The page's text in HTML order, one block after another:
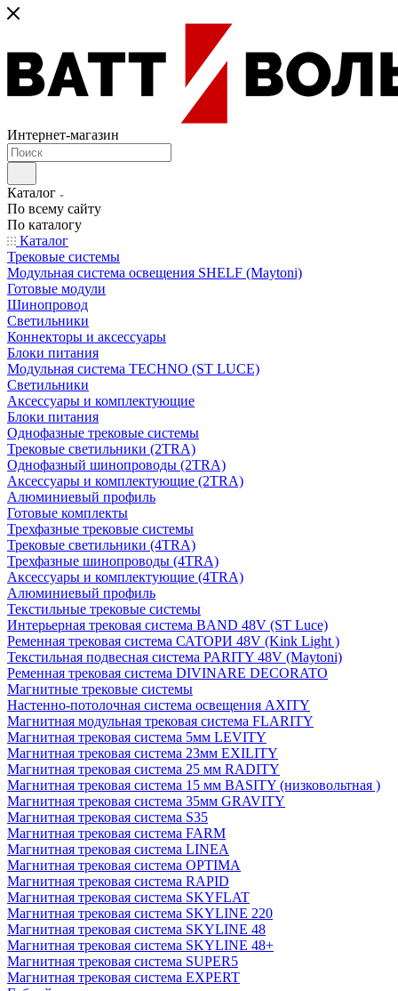
Интернет-магазин
Каталог
По всему сайту
По каталогу
Каталог
Трековые системы
Модульная система освещения SHELF (Maytoni)
Готовые модули
Шинопровод
Светильники
Коннекторы и аксессуары
Блоки питания
Модульная система TECHNO (ST LUCE)
Светильники
Аксессуары и комплектующие
Блоки питания
Однофазные трековые системы
Трековые светильники (2TRA)
Однофазный шинопроводы (2TRA)
Аксессуары и комплектующие (2TRA)
Алюминиевый профиль
Готовые комплекты
Трехфазные трековые системы
Трековые светильники (4TRA)
Трехфазные шинопроводы (4TRA)
Аксессуары и комплектующие (4TRA)
Алюминиевый профиль
Текстильные трековые системы
Интерьерная трековая система BAND 48V (ST Luce)
Ременная трековая система САТОРИ 48V (Kink Light )
Текстильная подвесная система PARITY 48V (Maytoni)
Ременная трековая система DIVINARE DECORATO
Магнитные трековые системы
Настенно-потолочная система освещения AXITY
Магнитная модульная трековая система FLARITY
Магнитная трековая система 5мм LEVITY
Магнитная трековая система 23мм EXILITY
Магнитная трековая система 25 мм RADITY
Магнитная трековая система 15 мм BASITY (низковольтная )
Магнитная трековая система 35мм GRAVITY
Магнитная трековая система S35
Магнитная трековая система FARM
Магнитная трековая система LINEA
Магнитная трековая система OPTIMA
Магнитная трековая система RAPID
Магнитная трековая система SKYFLAT
Магнитная трековая система SKYLINE 220
Магнитная трековая система SKYLINE 48
Магнитная трековая система SKYLINE 48+
Магнитная трековая система SUPER5
Магнитная трековая система EXPERT